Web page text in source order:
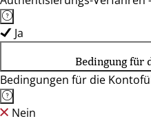
Ja
Bedingung für
Bedingungen für die
Nein